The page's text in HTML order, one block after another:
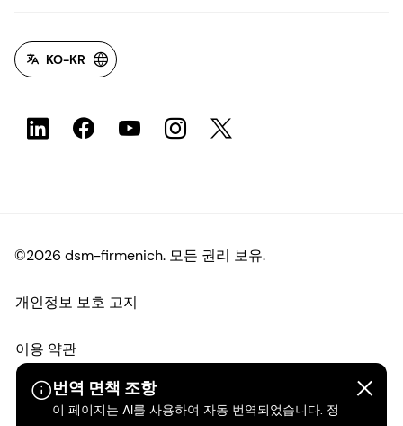
번역 면책 조항
이 페이지는 AI를 사용하여 자동 번역되었습니다. 정
KO-KR
©2026 dsm-firmenich. 모든 권리 보유.
개인정보 보호 고지
이용 약관
약관